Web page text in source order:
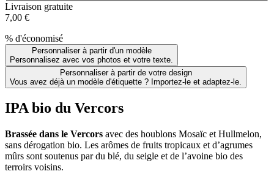
Livraison gratuite
7,00 €
% d'économisé
Personnaliser à partir d'un modèle
Personnalisez avec vos photos et votre texte.
Personnaliser à partir de votre design
Vous avez déjà un modèle d'étiquette ? Importez-le et adaptez-le.
IPA bio du Vercors
Brassée dans le Vercors avec des houblons Mosaïc et Hullmelon,
sans dérogation bio. Les arômes de fruits tropicaux et d’agrumes
mûrs sont soutenus par du blé, du seigle et de l’avoine bio des
terroirs voisins.